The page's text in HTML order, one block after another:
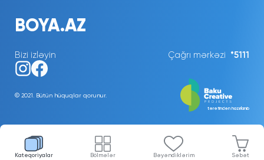
Kateqoriyalar Bölmələr Bəyəndiklərim Səbət
BOYA.AZ
Çağrı mərkəzi *5111
Bizi izləyin
© 2021. Bütün hüquqlar qorunur.
tərəfindən hazırlanıb